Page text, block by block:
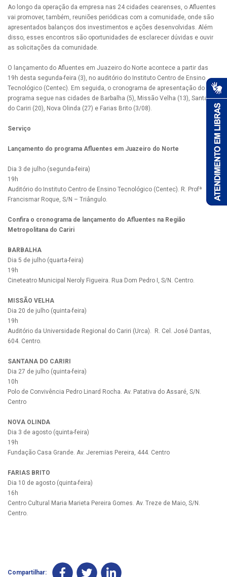
Ao longo da operação da empresa nas 24 cidades cearenses, o Afluentes
vai promover, também, reuniões periódicas com a comunidade, onde são
apresentados balanços dos investimentos e ações desenvolvidas. Além
disso, esses encontros são oportunidades de esclarecer dúvidas e ouvir
as solicitações da comunidade.
O lançamento do Afluentes em Juazeiro do Norte acontece a partir das
19h desta segunda-feira (3), no auditório do Instituto Centro de Ensino
Tecnológico (Centec). Em seguida, o cronograma de apresentação do
programa segue nas cidades de Barbalha (5), Missão Velha (13), Santana
do Cariri (20), Nova Olinda (27) e Farias Brito (3/08).
Serviço
Lançamento do programa Afluentes em Juazeiro do Norte
Dia 3 de julho (segunda-feira)
19h
Auditório do Instituto Centro de Ensino Tecnológico (Centec). R. Profª
Francismar Roque, S/N – Triângulo.
Confira o cronograma de lançamento do Afluentes na Região
Metropolitana do Cariri
BARBALHA
Dia 5 de julho (quarta-feira)
19h
Cineteatro Municipal Neroly Figueira. Rua Dom Pedro I, S/N. Centro.
MISSÃO VELHA
Dia 20 de julho (quinta-feira)
19h
Auditório da Universidade Regional do Cariri (Urca). R. Cel. José Dantas,
604. Centro.
SANTANA DO CARIRI
Dia 27 de julho (quinta-feira)
10h
Polo de Convivência Pedro Linard Rocha. Av. Patativa do Assaré, S/N.
Centro
NOVA OLINDA
Dia 3 de agosto (quinta-feira)
19h
Fundação Casa Grande. Av. Jeremias Pereira, 444. Centro
FARIAS BRITO
Dia 10 de agosto (quinta-feira)
16h
Centro Cultural Maria Marieta Pereira Gomes. Av. Treze de Maio, S/N.
Centro.
Compartilhar: